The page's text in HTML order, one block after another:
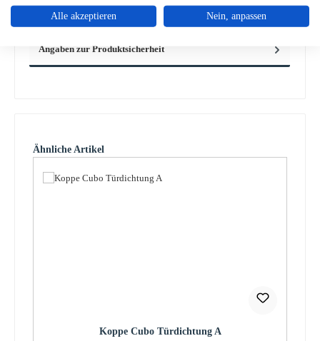
Eigenschaften
Angaben zur Produktsicherheit
Produktgalerie überspringen
Ähnliche Artikel
Koppe Cubo Türdichtung A
Alle akzeptieren Nein, anpassen